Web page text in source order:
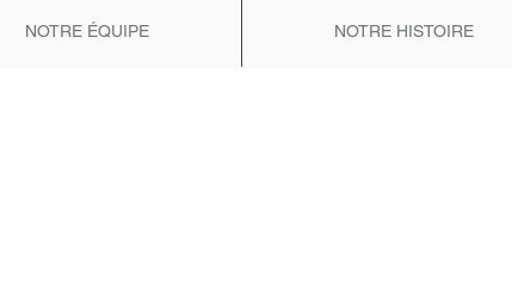
NOTRE ÉQUIPE NOTRE HISTOIRE